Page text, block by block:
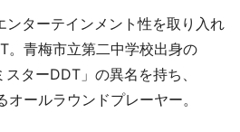
ターテインメント性を取り入れ
。青梅市立第二中学校出身の
ターDDT」の異名を持ち、
ールラウンドプレーヤー。